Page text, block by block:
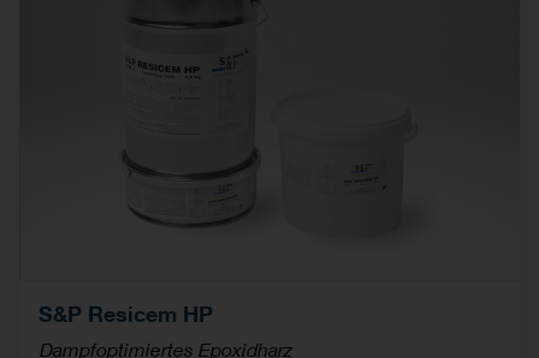
S&P Resicem HP
Dampfoptimiertes Epoxidharz